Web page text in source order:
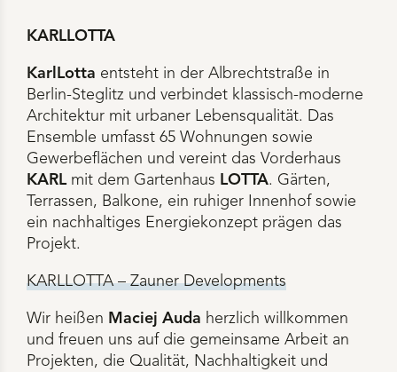
KARLLOTTA
KarlLotta entsteht in der Albrechtstraße in
Berlin-Steglitz und verbindet klassisch-moderne
Architektur mit urbaner Lebensqualität. Das
Ensemble umfasst 65 Wohnungen sowie
Gewerbeflächen und vereint das Vorderhaus
KARLmit dem Gartenhaus LOTTA. Gärten,
Terrassen, Balkone, ein ruhiger Innenhof sowie
ein nachhaltiges Energiekonzept prägen das
Projekt.
KARLLOTTA – Zauner Developments
Wir heißen Maciej Auda herzlich willkommen
und freuen uns auf die gemeinsame Arbeit an
Projekten, die Qualität, Nachhaltigkeit und